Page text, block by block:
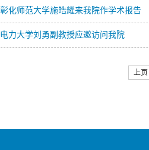
化师范大学施皓耀来我院作学术报告
力大学刘勇副教授应邀访问我院
上页